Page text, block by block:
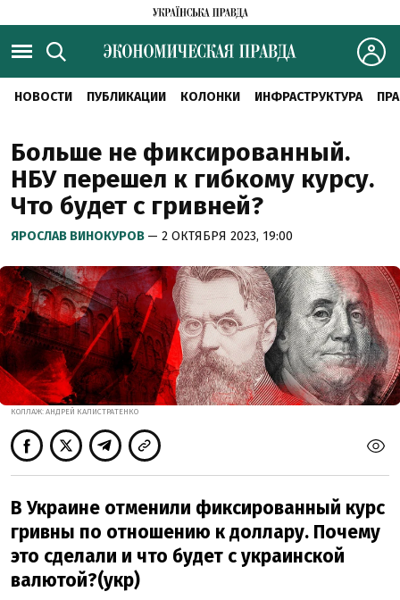
НОВОСТИ ПУБЛИКАЦИИ КОЛОНКИ ИНФРАСТРУКТУРА
Больше не фиксированный.
НБУ перешел к гибкому курсу.
Что будет с гривней?
ЯРОСЛАВ ВИНОКУРОВ — 2 ОКТЯБРЯ 2023, 19:00
КОЛЛАЖ: АНДРЕЙ КАЛИСТРАТЕНКО
В Украине отменили фиксированный курс
гривны по отношению к доллару. Почему
это сделали и что будет с украинской
валютой?(укр)